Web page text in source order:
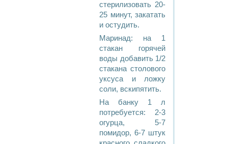
стерилизовать 20-
25 минут, закатать
и остудить.
Маринад: на 1
стакан горячей
воды добавить 1/2
стакана столового
уксуса и ложку
соли, вскипятить.
На банку 1 л
потребуется: 2-3
огурца, 5-7
помидор, 6-7 штук